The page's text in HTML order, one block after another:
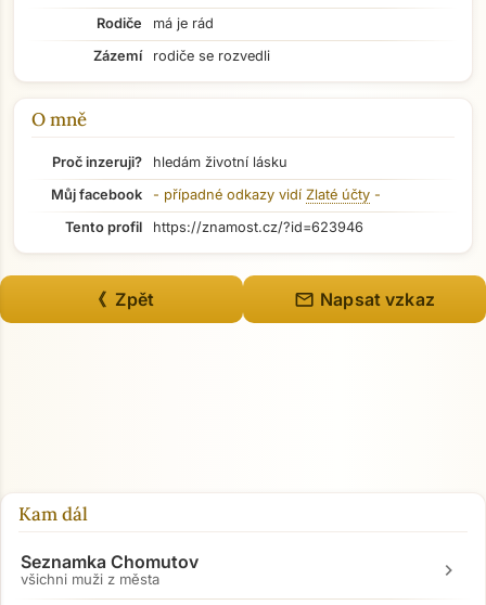
Přejít na hlavní obsah
Rodiče
má je rád
Zázemí
rodiče se rozvedli
O mně
Proč inzeruji?
hledám životní lásku
Můj facebook
- případné odkazy vidí Zlaté účty -
Tento profil
https://znamost.cz/?id=623946
《 Zpět mail Napsat vzkaz
Kam dál
Seznamka Chomutov
všichni muži z města chevron_right